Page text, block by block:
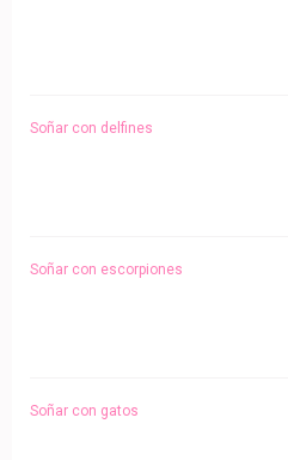
Soñar con delfines
Soñar con escorpiones
Soñar con gatos